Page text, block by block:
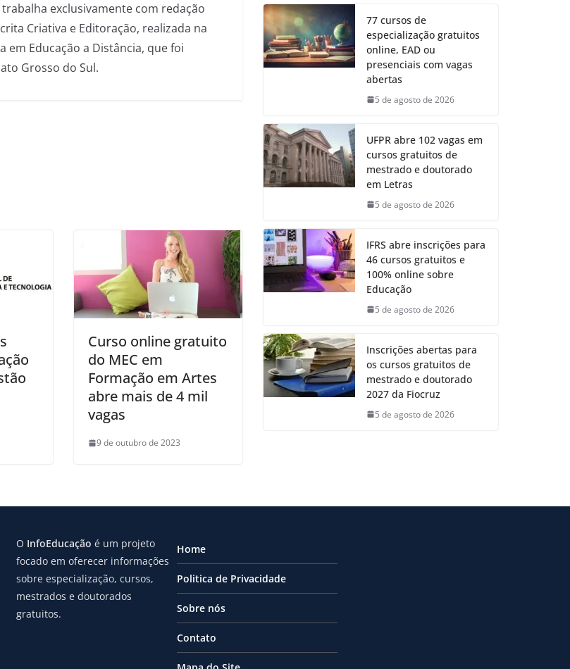
exclusivamente com redação
Criativa e Editoração, realizada na
em Educação a Distância, que foi
Grosso do Sul.
Curso online gratuito
do MEC em
Formação em Artes
abre mais de 4 mil
vagas
9 de outubro de 2023
77 cursos de
especialização gratuitos
online, EAD ou
presenciais com vagas
abertas
5 de agosto de 2026
UFPR abre 102 vagas em
cursos gratuitos de
mestrado e doutorado
em Letras
5 de agosto de 2026
IFRS abre inscrições para
46 cursos gratuitos e
100% online sobre
Educação
5 de agosto de 2026
Inscrições abertas para
os cursos gratuitos de
mestrado e doutorado
2027 da Fiocruz
5 de agosto de 2026
O InfoEducação é um projeto
focado em oferecer informações
sobre especialização, cursos,
mestrados e doutorados
gratuitos.
Home
Politica de Privacidade
Sobre nós
Contato